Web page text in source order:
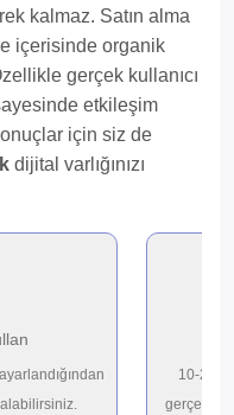
kalmaz. Satın alma
içerisinde organik
gerçek kullanıcı
etkileşim
için siz de
dijital varlığınızı
10-
gerçek